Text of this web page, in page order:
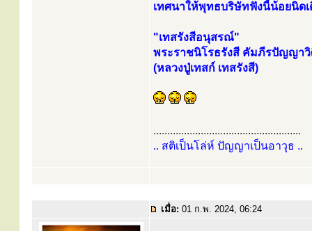
เทศนาให้พุทธบริษัทฟังนี้น้อยนิด
"เทสรังสีอนุสรณ์"
พระราชนิโรธรังสี คัมภีรปัญญา
(หลวงปู่เทสก์ เทสรังสี)
.....................................................
.. สติเป็นโล่ห์ ปัญญาเป็นอาวุธ ..
เมื่อ: 01 ก.พ. 2024, 06:24